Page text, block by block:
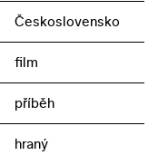
Československo
film
příběh
hraný